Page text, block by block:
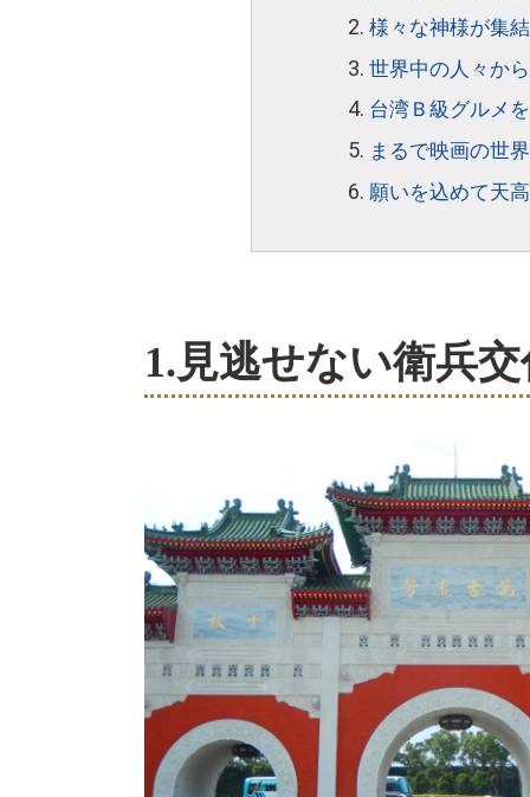
様々な神様が集
世界中の人々か
台湾Ｂ級グルメ
まるで映画の世
願いを込めて天
1.見逃せない衛兵